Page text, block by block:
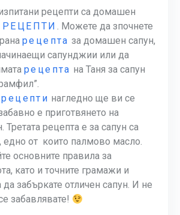
рецепти са домашен
РЕЦЕПТИ . Можете да зпочнете
рецепта за домашен сапун,
сапунджии или да
рецепта на Таня за сапун
нагледно ще ви се
е приготвянето на
рецепта е за сапун са
едно от които палмово масло.
основните правила за
като и точните грамажи и
да забъркате отличен сапун. И не
забавлявате!